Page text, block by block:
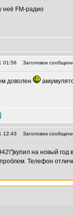
неё FM-радио
01:56 Заголовок
доволен
12:43 Заголовок
на новый год
Телефон